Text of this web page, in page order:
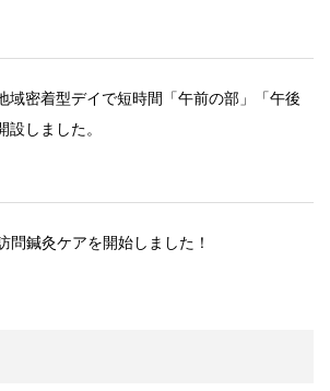
域密着型デイで短時間「午前の部」「午後
しました。
問鍼灸ケアを開始しました！